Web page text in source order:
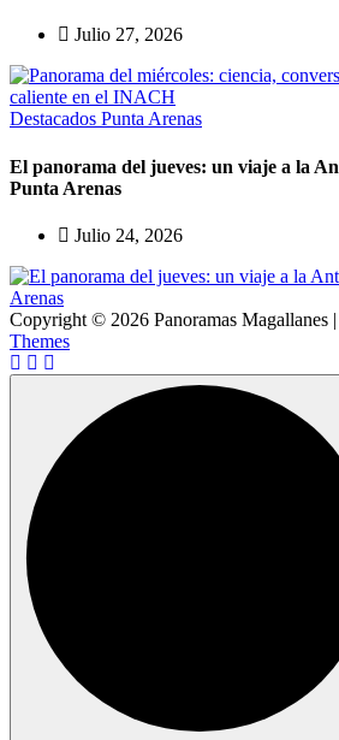
Julio 27, 2026
Destacados Punta Arenas
El panorama del jueves: un viaje a la
Punta Arenas
Julio 24, 2026
Copyright © 2026 Panoramas Magallanes
Themes